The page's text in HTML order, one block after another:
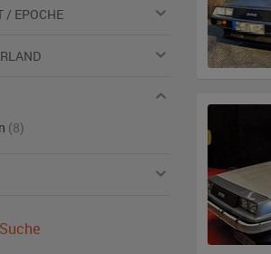
/ EPOCHE
(8)